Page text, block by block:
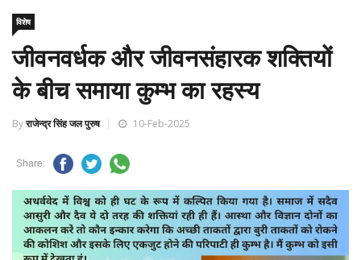
विशेष
जीवनवर्धक और जीवनसंहारक शक्तियों
के बीच समाया कुम्भ का रहस्य
Byराजेन्द्र सिंह जल पुरुष 10-Feb-2025
Share: